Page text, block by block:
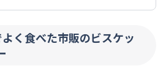
く食べた市販のビスケッ